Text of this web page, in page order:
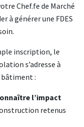
Chef.fe de Marché
à générer une FDES
inscription, le
s’adresse à
bâtiment :
l’impact
retenus